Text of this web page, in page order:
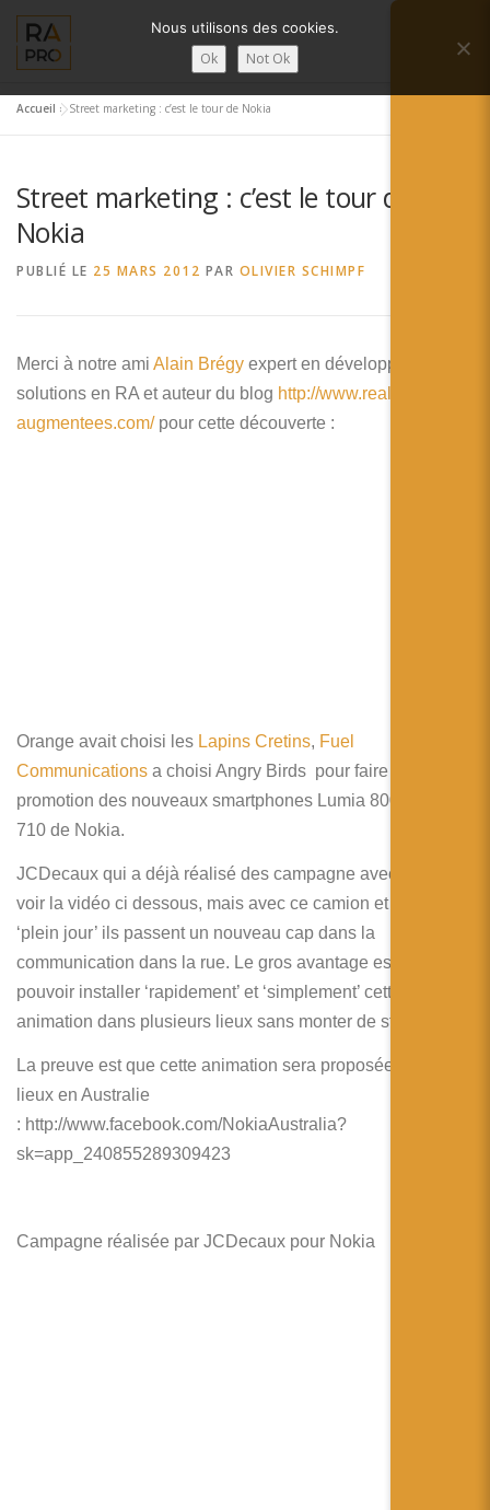
contenu
Menu
SERVICES RA’PRO ACTUALITÉ DE LA RA
English
Français
Accueil »Street marketing : c’est le tour de Nokia
Street marketing : c’est le tour de
Nokia
PUBLIÉ LE 25 MARS 2012 PAR OLIVIER SCHIMPF
Merci à notre ami Alain Brégy expert en développement de
solutions en RA et auteur du blog http://www.realites-
augmentees.com/pour cette découverte :
Orange avait choisi les Lapins Cretins, Fuel
Communications a choisi Angry Birds pour faire la
promotion des nouveaux smartphones Lumia 800 et Lumia
710 de Nokia.
JCDecaux qui a déjà réalisé des campagne avec Nokia,
voir la vidéo ci dessous, mais avec ce camion et son écran
‘plein jour’ ils passent un nouveau cap dans la
communication dans la rue. Le gros avantage est de
pouvoir installer ‘rapidement’ et ‘simplement’ cette
animation dans plusieurs lieux sans monter de structure.
La preuve est que cette animation sera proposée dans 5
lieux en Australie
: http://www.facebook.com/NokiaAustralia?
sk=app_240855289309423
Campagne réalisée par JCDecaux pour Nokia
Nous utilisons des cookies.
Ok Not Ok